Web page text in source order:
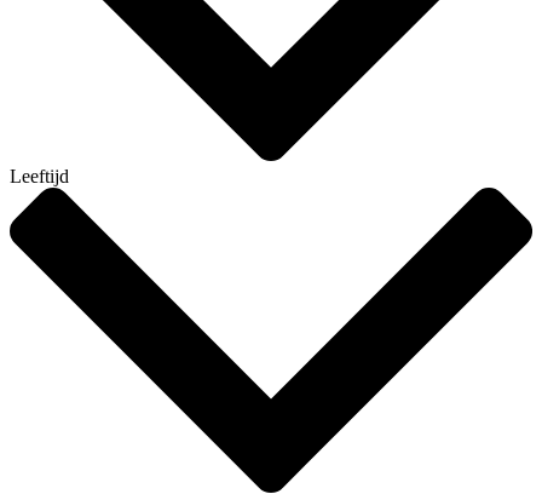
Leeftijd